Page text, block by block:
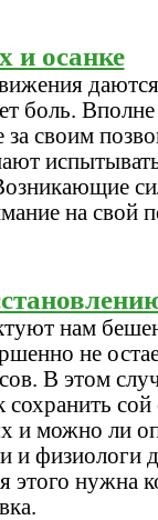
и осанке
боль.
за своим
на свой
нам
не
В этом
сой
и можно ли
и физиологи
нужна